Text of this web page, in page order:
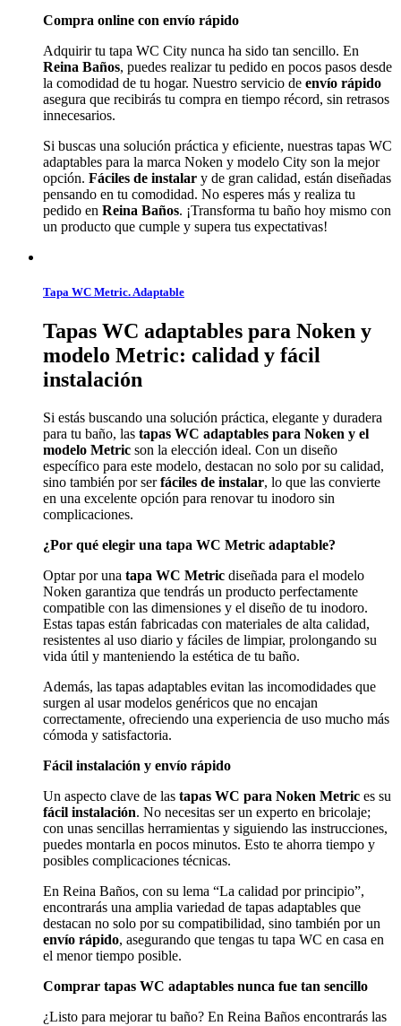
Compra online con envío rápido
Adquirir tu tapa WC City nunca ha sido tan sencillo. En
Reina Baños, puedes realizar tu pedido en pocos pasos desde
la comodidad de tu hogar. Nuestro servicio de envío rápido
asegura que recibirás tu compra en tiempo récord, sin retrasos
innecesarios.
Si buscas una solución práctica y eficiente, nuestras tapas WC
adaptables para la marca Noken y modelo City son la mejor
opción. Fáciles de instalar y de gran calidad, están diseñadas
pensando en tu comodidad. No esperes más y realiza tu
pedido en Reina Baños. ¡Transforma tu baño hoy mismo con
un producto que cumple y supera tus expectativas!
Tapa WC Metric. Adaptable
Tapas WC adaptables para Noken y
modelo Metric: calidad y fácil
instalación
Si estás buscando una solución práctica, elegante y duradera
para tu baño, las tapas WC adaptables para Noken y el
modelo Metric son la elección ideal. Con un diseño
específico para este modelo, destacan no solo por su calidad,
sino también por serfáciles de instalar, lo que las convierte
en una excelente opción para renovar tu inodoro sin
complicaciones.
¿Por qué elegir una tapa WC Metric adaptable?
Optar por una tapa WC Metric diseñada para el modelo
Noken garantiza que tendrás un producto perfectamente
compatible con las dimensiones y el diseño de tu inodoro.
Estas tapas están fabricadas con materiales de alta calidad,
resistentes al uso diario y fáciles de limpiar, prolongando su
vida útil y manteniendo la estética de tu baño.
Además, las tapas adaptables evitan las incomodidades que
surgen al usar modelos genéricos que no encajan
correctamente, ofreciendo una experiencia de uso mucho más
cómoda y satisfactoria.
Fácil instalación y envío rápido
Un aspecto clave de las tapas WC para Noken Metric es su
fácil instalación. No necesitas ser un experto en bricolaje;
con unas sencillas herramientas y siguiendo las instrucciones,
puedes montarla en pocos minutos. Esto te ahorra tiempo y
posibles complicaciones técnicas.
En Reina Baños, con su lema “La calidad por principio”,
encontrarás una amplia variedad de tapas adaptables que
destacan no solo por su compatibilidad, sino también por un
envío rápido, asegurando que tengas tu tapa WC en casa en
el menor tiempo posible.
Comprar tapas WC adaptables nunca fue tan sencillo
¿Listo para mejorar tu baño? En Reina Baños encontrarás las